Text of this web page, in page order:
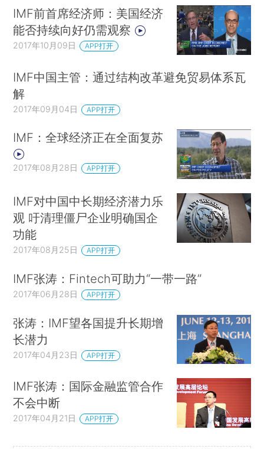
IMF前首席经济师：美国经济
能否持续向好仍需观察
2017年10月09日 APP打开
IMF中国主管：通过结构改革避免贸易体系瓦
解
2017年09月04日 APP打开
IMF：全球经济正在全面复苏
2017年08月28日 APP打开
IMF对中国中长期经济潜力乐
观 吁清理僵尸企业明确国企
功能
2017年08月25日 APP打开
IMF张涛：Fintech可助力“一带一路”
2017年06月28日 APP打开
张涛：IMF望各国提升长期增
长潜力
2017年04月23日 APP打开
IMF张涛：国际金融监管合作
不会中断
2017年04月21日 APP打开